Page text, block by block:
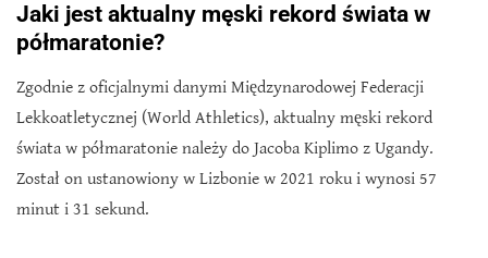
Jaki jest aktualny męski rekord świata w
półmaratonie?
Zgodnie z oficjalnymi danymi Międzynarodowej Federacji
Lekkoatletycznej (World Athletics), aktualny męski rekord
świata w półmaratonie należy do Jacoba Kiplimo z Ugandy.
Został on ustanowiony w Lizbonie w 2021 roku i wynosi 57
minut i 31 sekund.